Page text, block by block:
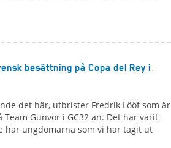
besättning på Copa del Rey i
det här, utbrister Fredrik Lööf som är
Gunvor i GC32 an. Det har varit
här ungdomarna som vi har tagit ut